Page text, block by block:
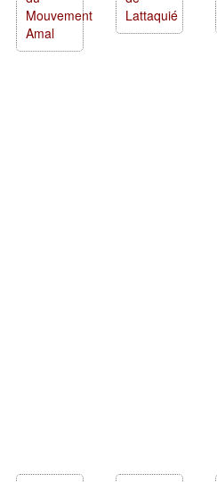
Mouvement
Amal
Lattaquié